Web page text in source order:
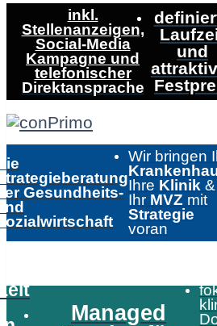
inkl.
Stellenanzeigen,
Social-Media
Kampagne und
telefonischer
Direktansprache
und
Gesundheits-
Wir bringen
Ihre Klinik &
Ihr MVZ mit
Strategie
voran
Managed